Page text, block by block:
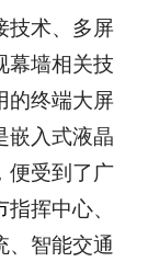
技术、多屏
幕墙相关技
的终端大屏
嵌入式液晶
便受到了广
指挥中心、
、智能交通